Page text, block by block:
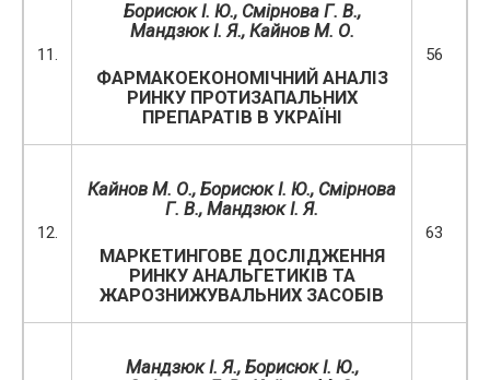
11.
Борисюк І. Ю., Смірнова Г. В.,
Мандзюк І. Я., Кайнов М. О.
ФАРМАКОЕКОНОМІЧНИЙ АНАЛІЗ
РИНКУ ПРОТИЗАПАЛЬНИХ
ПРЕПАРАТІВ В УКРАЇНІ
56
12.
Кайнов М. О., Борисюк І. Ю., Смірнова
Г. В., Мандзюк І. Я.
МАРКЕТИНГОВЕ ДОСЛІДЖЕННЯ
РИНКУ АНАЛЬГЕТИКІВ ТА
ЖАРОЗНИЖУВАЛЬНИХ ЗАСОБІВ
63
Мандзюк І. Я., Борисюк І. Ю.,